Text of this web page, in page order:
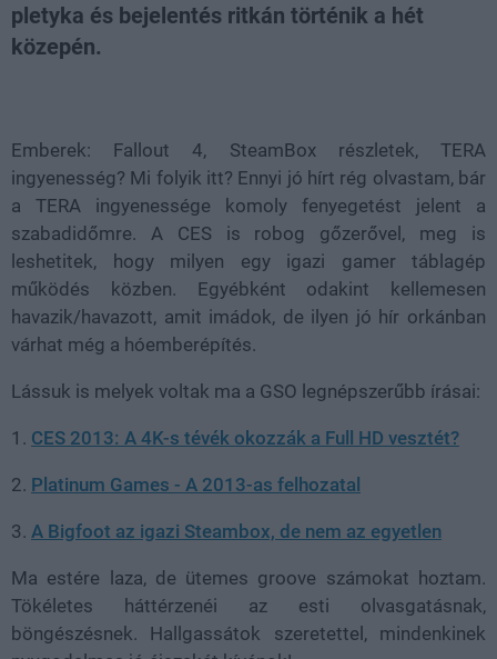
pletyka és bejelentés ritkán történik a hét
közepén.
Emberek: Fallout 4, SteamBox részletek, TERA
ingyenesség? Mi folyik itt? Ennyi jó hírt rég olvastam, bár
a TERA ingyenessége komoly fenyegetést jelent a
szabadidőmre. A CES is robog gőzerővel, meg is
leshetitek, hogy milyen egy igazi gamer táblagép
működés közben. Egyébként odakint kellemesen
havazik/havazott, amit imádok, de ilyen jó hír orkánban
várhat még a hóemberépítés.
Lássuk is melyek voltak ma a GSO legnépszerűbb írásai:
1. CES 2013: A 4K-s tévék okozzák a Full HD vesztét?
2. Platinum Games - A 2013-as felhozatal
3. A Bigfoot az igazi Steambox, de nem az egyetlen
Ma estére laza, de ütemes groove számokat hoztam.
Tökéletes háttérzenéi az esti olvasgatásnak,
böngészésnek. Hallgassátok szeretettel, mindenkinek